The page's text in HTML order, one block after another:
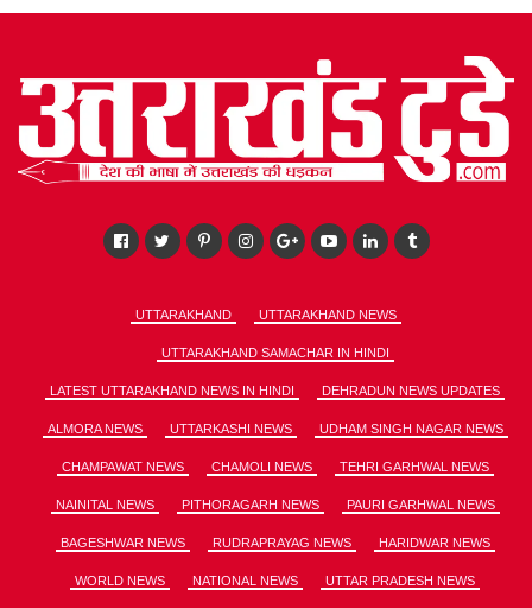
UTTARAKHAND UTTARAKHAND NEWS
UTTARAKHAND SAMACHAR IN HINDI
LATEST UTTARAKHAND NEWS IN HINDI DEHRADUN NEWS UPDATES
ALMORA NEWS UTTARKASHI NEWS UDHAM SINGH NAGAR NEWS
CHAMPAWAT NEWS CHAMOLI NEWS TEHRI GARHWAL NEWS
NAINITAL NEWS PITHORAGARH NEWS PAURI GARHWAL NEWS
BAGESHWAR NEWS RUDRAPRAYAG NEWS HARIDWAR NEWS
WORLD NEWS NATIONAL NEWS UTTAR PRADESH NEWS